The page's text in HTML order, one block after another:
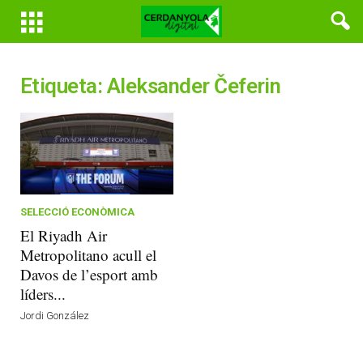
Etiqueta: Aleksander Čeferin
SELECCIÓ ECONÒMICA
El Riyadh Air
Metropolitano acull el
Davos de l’esport amb
líders...
Jordi González